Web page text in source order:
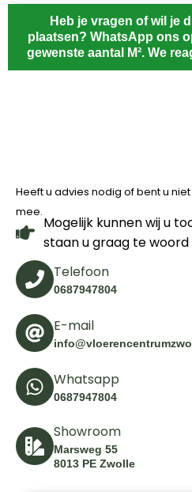
Heb je vragen of wil je
plaatsen? WhatsApp ons
gewenste aantal M². We
Heeft u advies nodig of bent u
mee.
Mogelijk kunnen wij u
staan u graag te woord
Telefoon
0687947804
E-mail
Whatsapp
0687947804
Showroom
Marsweg 55
8013 PE Zwolle